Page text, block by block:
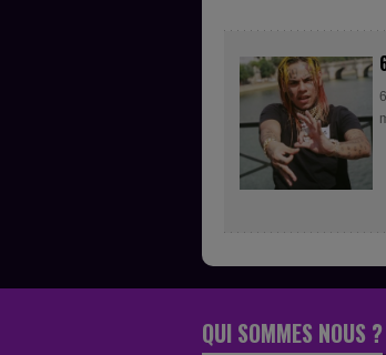
QUI SOMMES NOUS ?